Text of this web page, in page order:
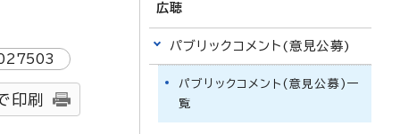
印刷
広聴
パブリックコメント(意見公募)
パブリックコメント(意見公募)一
覧